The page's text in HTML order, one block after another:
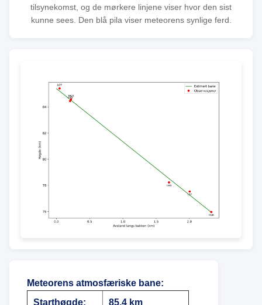
tilsynekomst, og de mørkere linjene viser hvor den sist
kunne sees. Den blå pila viser meteorens synlige ferd.
Meteorens atmosfæriske bane:
Starthøgde:
85,4 km